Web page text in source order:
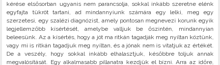
kérése elsősorban ugyanis nem parancsolja, sokkal inkább szeretne elénk
egyfajta tükröt tartani, ad mindannyiunk számára egy lelki, meg egy
szerzetesi, egy szalézi diagnózist, amely pontosan megnevezi korunk egyik
legjellemzőbb kísértését, amelybe valljuk be őszintén, mindannyian
beleesünk. Az a kísértés, hogy a jót ma ritkán tagadják meg nyíltan köztünk,
vagy mi is ritkán tagadjuk meg nyíltan, és a jónak nem is vitatjuk az értékét.
De a veszély, hogy sokkal inkább elhalasztjuk, későbbre toljuk annak
megvalósítását. Egy alkalmasabb pillanatra kezdjük el bízni. Arra az időre,